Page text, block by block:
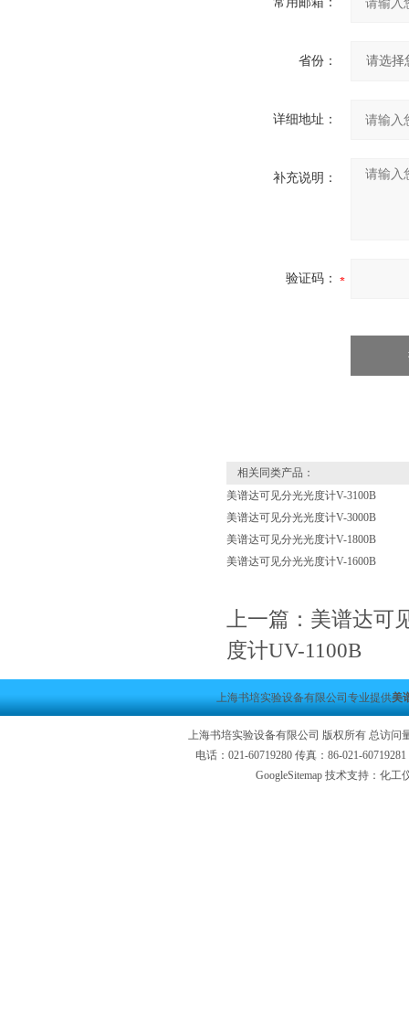
省份：
详细地址：
补充说明：
验证码：
相关同类产品：
美谱达可见分光光度计V-3100B
美谱达可见分光光度计V-3000B
美谱达可见分光光度计V-1800B
美谱达可见分光光度计V-1600B
上一篇： 美谱达可
度计UV-1100B
上海书培实验设备有限公司专业提供美
上海书培实验设备有限公司 版权所有 总访问
电话：021-60719280 传真：86-021-
GoogleSitemap 技术支持：化工